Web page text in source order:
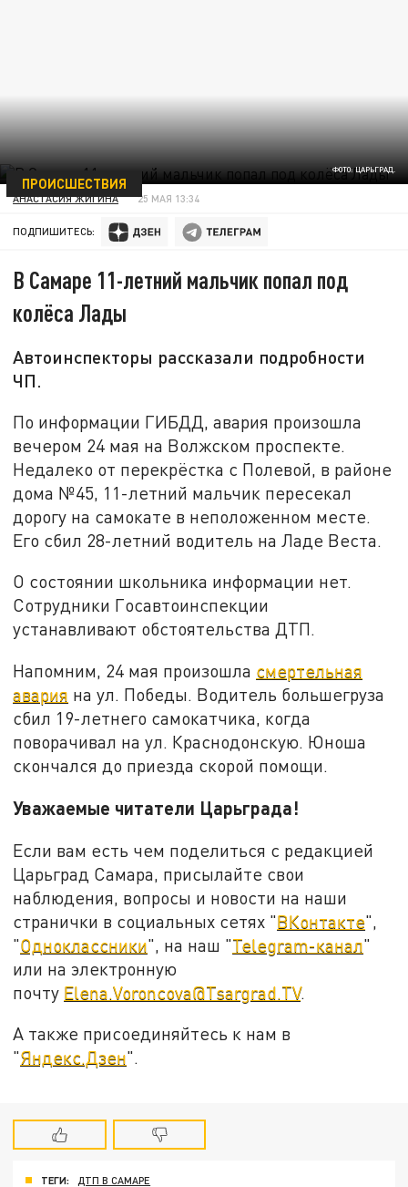
ФОТО: ЦАРЬГРАД.
ПРОИСШЕСТВИЯ
АНАСТАСИЯ ЖИГИНА 25 МАЯ 13:34
ПОДПИШИТЕСЬ:
В Самаре 11-летний мальчик попал под
колёса Лады
Автоинспекторы рассказали подробности
ЧП.
По информации ГИБДД, авария произошла
вечером 24 мая на Волжском проспекте.
Недалеко от перекрёстка с Полевой, в районе
дома №45, 11-летний мальчик пересекал
дорогу на самокате в неположенном месте.
Его сбил 28-летний водитель на Ладе Веста.
О состоянии школьника информации нет.
Сотрудники Госавтоинспекции
устанавливают обстоятельства ДТП.
Напомним, 24 мая произошла смертельная
авария на ул. Победы. Водитель большегруза
сбил 19-летнего самокатчика, когда
поворачивал на ул. Краснодонскую. Юноша
скончался до приезда скорой помощи.
Уважаемые читатели Царьграда!
Если вам есть чем поделиться с редакцией
Царьград Самара, присылайте свои
наблюдения, вопросы и новости на наши
странички в социальных сетях "ВКонтакте",
"Одноклассники", на наш "Telegram-канал"
или на электронную
почту Elena.Voroncova@Tsargrad.TV.
А также присоединяйтесь к нам в
"Яндекс.Дзен".
ТЕГИ: ДТП В САМАРЕ